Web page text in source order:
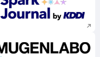
新規ウィンドウで